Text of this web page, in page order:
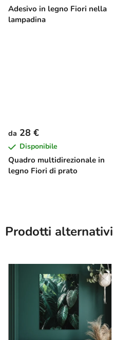
Adesivo in legno Fiori nella
lampadina
Quadro multidirezionale in
legno Fiori di prato
da 28 €
Disponibile
Prodotti alternativi